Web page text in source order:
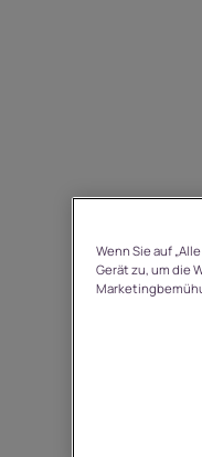
Wenn Sie auf
Gerät zu, um die